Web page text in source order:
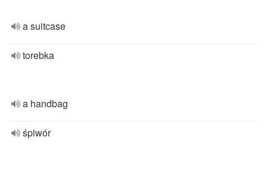
a suitcase
torebka
a handbag
śpiwór